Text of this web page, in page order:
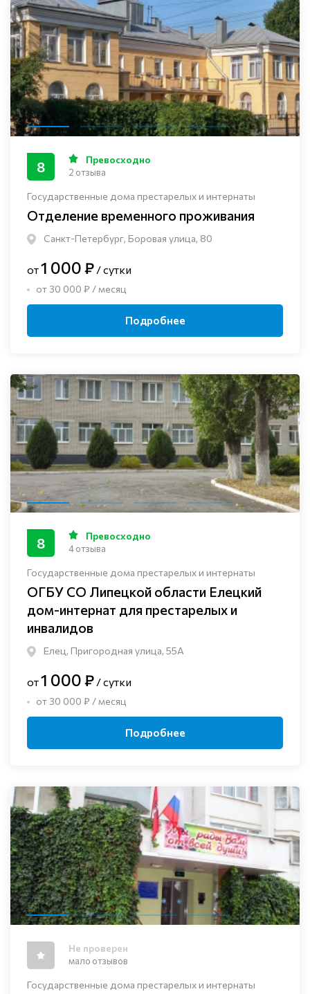
Государственные дома престарелых и интернаты
Отделение временного проживания
Санкт-Петербург, Боровая улица, 80
8 Превосходно
2 отзыва
от1 000 ₽ / сутки
от 30 000 ₽ / месяц
Подробнее
Государственные дома престарелых и интернаты
ОГБУ СО Липецкой области Елецкий
дом-интернат для престарелых и
инвалидов
Елец, Пригородная улица, 55А
8 Превосходно
4 отзыва
от1 000 ₽ / сутки
от 30 000 ₽ / месяц
Подробнее
Государственные дома престарелых и интернаты
Не проверен
мало отзывов